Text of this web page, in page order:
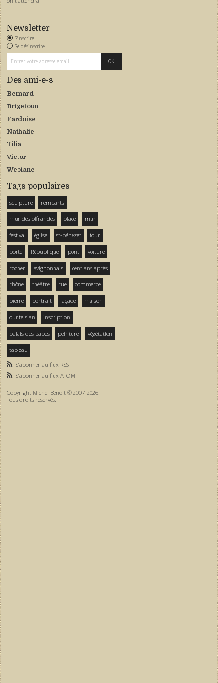
Newsletter
S'inscrire
Se désinscrire
Des ami-e-s
Bernard
Brigetoun
Fardoise
Nathalie
Tilia
Victor
Webiane
Tags populaires
sculpture remparts
mur des offrandes place mur
festival église st-bénezet tour
porte République pont voiture
rocher avignonnais cent ans après
rhône théâtre rue commerce
pierre portrait façade maison
ounte sian inscription
palais des papes peinture végétation
tableau
S'abonner au flux RSS
S'abonner au flux ATOM
Copyright Michel Benoit © 2007-2026.
Tous droits réservés.